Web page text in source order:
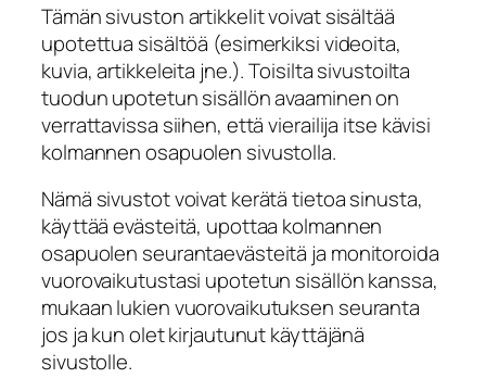
Tämän sivuston artikkelit voivat sisältää
upotettua sisältöä (esimerkiksi videoita,
kuvia, artikkeleita jne.). Toisilta sivustoilta
tuodun upotetun sisällön avaaminen on
verrattavissa siihen, että vierailija itse kävisi
kolmannen osapuolen sivustolla.
Nämä sivustot voivat kerätä tietoa sinusta,
käyttää evästeitä, upottaa kolmannen
osapuolen seurantaevästeitä ja monitoroida
vuorovaikutustasi upotetun sisällön kanssa,
mukaan lukien vuorovaikutuksen seuranta
jos ja kun olet kirjautunut käyttäjänä
sivustolle.